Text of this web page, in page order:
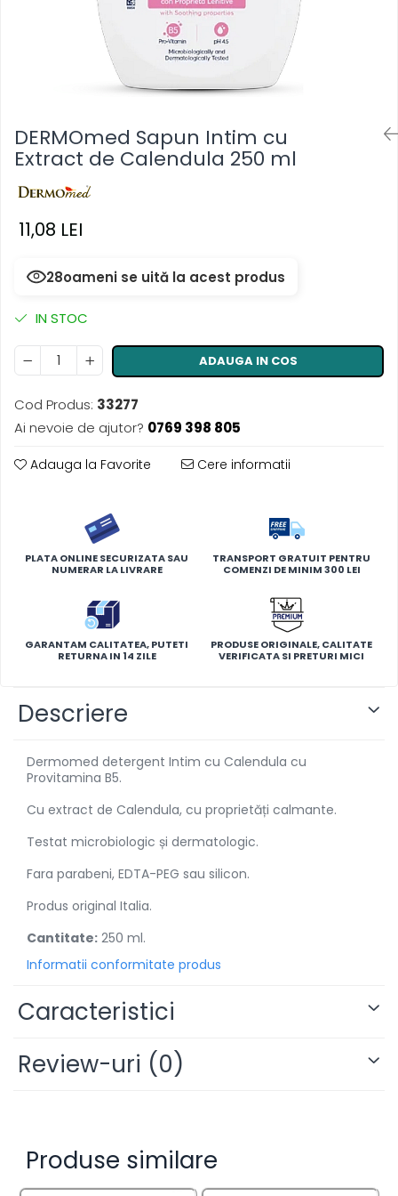
Masca & Gel de par
Servetele Umede & Uscate
DERMOmed Sapun Intim cu
Extract de Calendula 250 ml
11,08 LEI
28oameni se uită la acest produs
IN STOC
ADAUGA IN COS
Cod Produs: 33277
Ai nevoie de ajutor? 0769 398 805
Adauga la Favorite Cere informatii
PLATA ONLINE SECURIZATA SAU
NUMERAR LA LIVRARE
TRANSPORT GRATUIT PENTRU
COMENZI DE MINIM 300 LEI
GARANTAM CALITATEA, PUTETI
RETURNA IN 14 ZILE
PRODUSE ORIGINALE, CALITATE
VERIFICATA SI PRETURI MICI
Descriere
Dermomed detergent Intim cu Calendula cu
Provitamina B5.
Cu extract de Calendula, cu proprietăți calmante.
Testat microbiologic și dermatologic.
Fara parabeni, EDTA-PEG sau silicon.
Produs original Italia.
Cantitate: 250 ml.
Informatii conformitate produs
Caracteristici
Review-uri (0)
Produse similare